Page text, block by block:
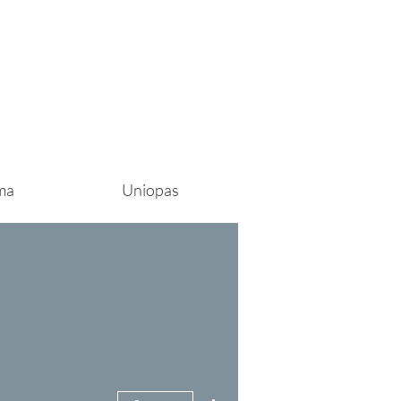
Uniopas